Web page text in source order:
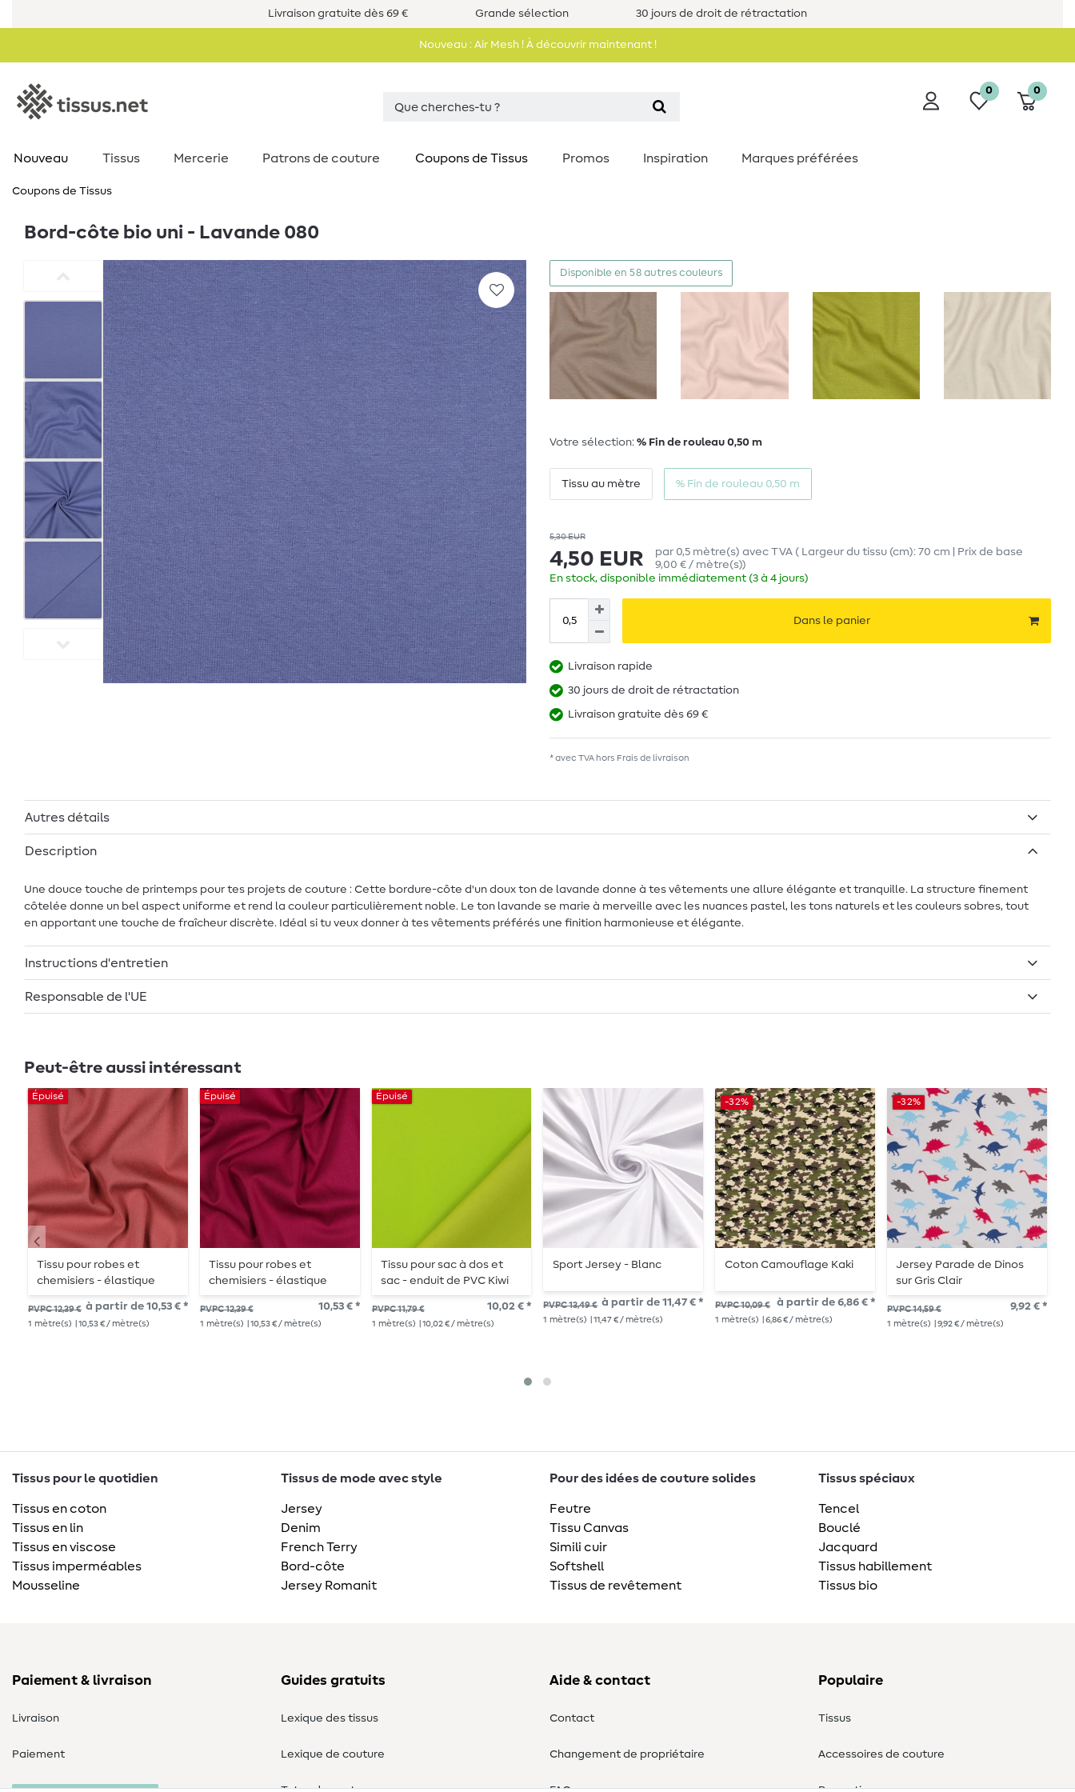
Livraison gratuite dès 69 € Grande sélection 30 jours de droit de rétractation
Nouveau : Air Mesh ! À découvrir maintenant !
0 0
Nouveau Tissus Mercerie Patrons de couture Coupons de Tissus Promos Inspiration Marques préférées
Coupons de Tissus
Bord-côte bio uni - Lavande 080
Disponible en 58 autres couleurs
Votre sélection: % Fin de rouleau 0,50 m
Tissu au mètre % Fin de rouleau 0,50 m
5,30 EUR
4,50 EUR par 0,5 mètre(s) avec TVA ( Largeur du tissu (cm): 70 cm | Prix de base
9,00 € / mètre(s))
En stock, disponible immédiatement (3 à 4 jours)
Dans le panier
Livraison rapide
30 jours de droit de rétractation
Livraison gratuite dès 69 €
* avec TVA hors Frais de livraison
Autres détails
Description
Une douce touche de printemps pour tes projets de couture : Cette bordure-côte d'un doux ton de lavande donne à tes vêtements une allure élégante et tranquille. La structure finement
côtelée donne un bel aspect uniforme et rend la couleur particulièrement noble. Le ton lavande se marie à merveille avec les nuances pastel, les tons naturels et les couleurs sobres, tout
en apportant une touche de fraîcheur discrète. Idéal si tu veux donner à tes vêtements préférés une finition harmonieuse et élégante.
Instructions d'entretien
Responsable de l'UE
Peut-être aussi intéressant
Épuisé
Tissu pour robes et
chemisiers - élastique
bois de rose
PVPC 12,39 € à partir de 10,53 € *
1 mètre(s) | 10,53 € / mètre(s)
Épuisé
Tissu pour robes et
chemisiers - élastique
bordeaux
PVPC 12,39 € 10,53 € *
1 mètre(s) | 10,53 € / mètre(s)
Épuisé
Tissu pour sac à dos et
sac - enduit de PVC Kiwi
PVPC 11,79 € 10,02 € *
1 mètre(s) | 10,02 € / mètre(s)
Sport Jersey - Blanc
PVPC 13,49 € à partir de 11,47 € *
1 mètre(s) | 11,47 € / mètre(s)
-32%
Coton Camouflage Kaki
PVPC 10,09 € à partir de 6,86 € *
1 mètre(s) | 6,86 € / mètre(s)
-32%
Jersey Parade de Dinos
sur Gris Clair
PVPC 14,59 € 9,92 € *
1 mètre(s) | 9,92 € / mètre(s)
Tissus pour le quotidien
Tissus en coton
Tissus en lin
Tissus en viscose
Tissus imperméables
Mousseline
Tissus de mode avec style
Jersey
Denim
French Terry
Bord-côte
Jersey Romanit
Pour des idées de couture solides
Feutre
Tissu Canvas
Simili cuir
Softshell
Tissus de revêtement
Tissus spéciaux
Tencel
Bouclé
Jacquard
Tissus habillement
Tissus bio
Paiement & livraison
Livraison
Paiement
Guides gratuits
Lexique des tissus
Lexique de couture
Aide & contact
Contact
Changement de propriétaire
Populaire
Tissus
Accessoires de couture